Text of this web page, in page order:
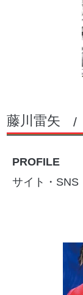
藤川雷矢
PROFILE
サイト・SNS